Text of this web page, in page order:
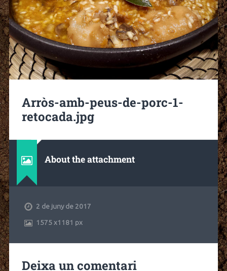
Arròs-amb-peus-de-porc-1-
retocada.jpg
About the attachment
2 de juny de 2017
1575x1181 px
Deixa un comentari